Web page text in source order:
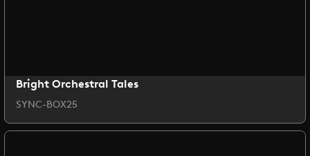
Bright Orchestral Tales
SYNC-BOX25